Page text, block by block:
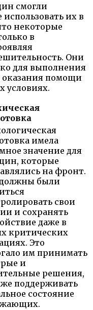
смогли
их в
некоторые
в
Они
для выполнения
оказания помощи
условиях.
имела
значение для
которые
на фронт.
были
свои
и сохранять
даже в
критических
Это
им принимать
и
решения,
поддерживать
состояние